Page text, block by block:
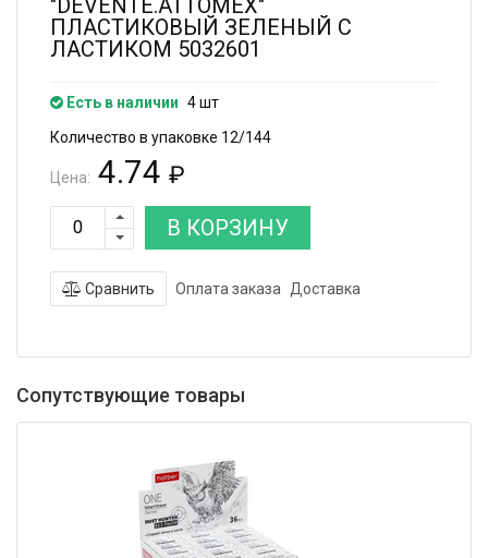
"DEVENTE.ATTOMEX"
ПЛАСТИКОВЫЙ ЗЕЛЕНЫЙ С
ЛАСТИКОМ 5032601
Есть в наличии 4 шт
Количество в упаковке 12/144
Цена: 4.74 ₽
В КОРЗИНУ
Сравнить Оплата заказа Доставка
Сопутствующие товары